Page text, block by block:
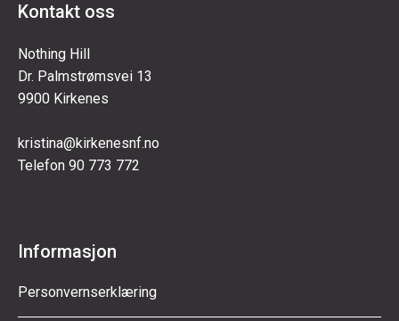
Kontakt oss
Nothing Hill
Dr. Palmstrømsvei 13
9900 Kirkenes
kristina@kirkenesnf.no
Telefon 90 773 772
Informasjon
Personvernserklæring